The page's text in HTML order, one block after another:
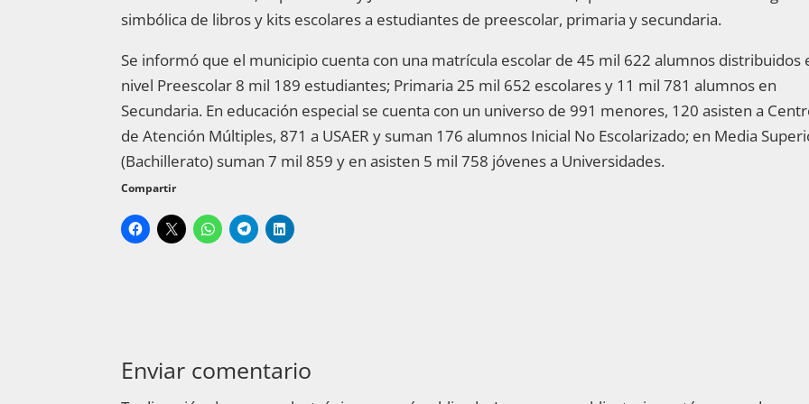
simbólica de libros y kits escolares a estudiantes de preescolar, primaria y secundaria.
Se informó que el municipio cuenta con una matrícula escolar de 45 mil 622 alumnos distribuidos
nivel Preescolar 8 mil 189 estudiantes; Primaria 25 mil 652 escolares y 11 mil 781 alumnos en
Secundaria. En educación especial se cuenta con un universo de 991 menores, 120 asisten a
de Atención Múltiples, 871 a USAER y suman 176 alumnos Inicial No Escolarizado; en Media
(Bachillerato) suman 7 mil 859 y en asisten 5 mil 758 jóvenes a Universidades.
Compartir
Enviar comentario